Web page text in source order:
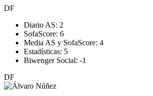
DF
Diario AS: 2
SofaScore: 6
Media AS y SofaScore: 4
Estadísticas: 5
Biwenger Social: -1
DF